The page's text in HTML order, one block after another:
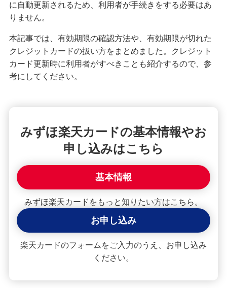
クレジットカードの利用限度額はどう決まる？仕
クレジットカードが使えない！よくある原因や解
決策を紹介
クレジットカードの住所変更手続を紹介！タイミ
ングや変更しないリスクも解説
クレジットカードで分割払い・あとから分割を利
用する手順は？手数料やメリットも紹介
2枚目のクレジットカードを持つメリット・デメリ
ットは？選び方や使い分けも解説
クレジットカードの引き落とし日（支払日）はい
つ？締め日との関係や注意点を解説
に自動更新されるため、利用者が手続きをする必要はあ
りません。
本記事では、有効期限の確認方法や、有効期限が切れた
クレジットカードの扱い方をまとめました。クレジット
カード更新時に利用者がすべきことも紹介するので、参
考にしてください。
みずほ楽天カードの基本情報やお
申し込みはこちら
基本情報
みずほ楽天カードをもっと知りたい方はこちら。
お申し込み
楽天カードのフォームをご入力のうえ、お申し込み
ください。